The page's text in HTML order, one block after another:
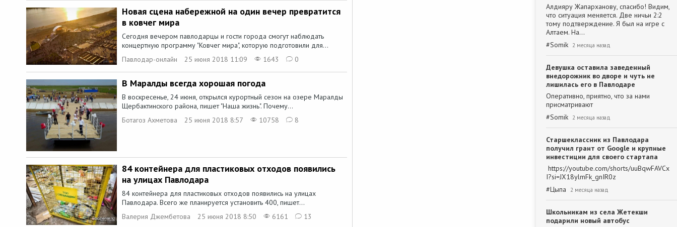
Новая сцена набережной на один вечер превратится
в ковчег мира
Сегодня вечером павлодарцы и гости города смогут наблюдать
концертную программу "Ковчег мира", которую подготовили для...
Павлодар-онлайн
25 июня 2018 11:09 1643 0
В Маралды всегда хорошая погода
В воскресенье, 24 июня, открылся курортный сезон на озере Маралды
Щербактинского района, пишет "Наша жизнь". Почему...
Ботагоз Ахметова
25 июня 2018 8:57 10758 8
84 контейнера для пластиковых отходов появились
на улицах Павлодара
84 контейнера для пластиковых отходов появились на улицах
Павлодара. Всего же планируется установить 400, пишет...
Валерия Джембетова
25 июня 2018 8:50 6161 13
Алдияру Жапарханову, спасибо! Видим,
что ситуация меняется. Две ничьи 2:2
тому подтверждение. Я был на игре с
Алтаем. На…
#Somik 2 месяца назад
Девушка оставила заведенный
внедорожник во дворе и чуть не
лишилась его в Павлодаре
Оперативно, приятно, что за нами
присматривают
#Somik 2 месяца назад
Старшеклассник из Павлодара
получил грант от Google и крупные
инвестиции для своего стартапа
https://youtube.com/shorts/uuBqwFAVCx
I?si=JX18ylmFk_gnIR0z
#Цыпа 2 месяца назад
Школьникам из села Жетекши
подарили новый автобус